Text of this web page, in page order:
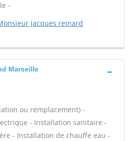
-
jacques reinard
Marseille
ou remplacement) -
- Installation sanitaire -
- Installation de chauffe eau -